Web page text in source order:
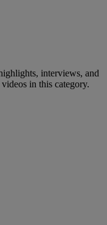
interviews, and
in this category.